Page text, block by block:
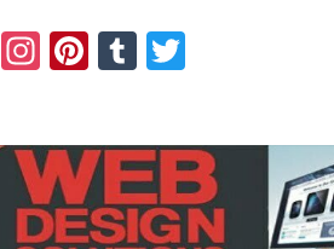
Facebook
Instagram
Pinterest
Tumblr